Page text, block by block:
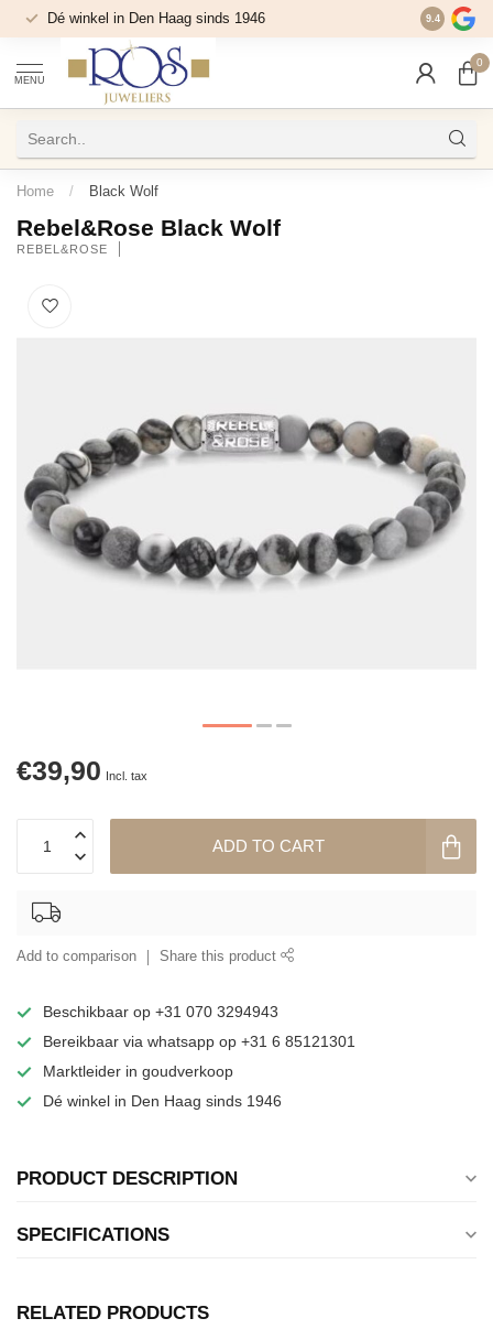
Dé winkel in Den Haag sinds 1946 9.4
MENU
0
Home / Black Wolf
Rebel&Rose Black Wolf
REBEL&ROSE
€39,90 Incl. tax
ADD TO CART
Add to comparison Share this product
Beschikbaar op +31 070 3294943
Bereikbaar via whatsapp op +31 6 85121301
Marktleider in goudverkoop
Dé winkel in Den Haag sinds 1946
PRODUCT DESCRIPTION
SPECIFICATIONS
RELATED PRODUCTS